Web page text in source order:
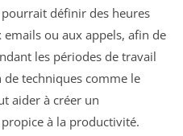
définir des heures
ou aux appels, afin de
les périodes de travail
de techniques comme le
aider à créer un
à la productivité.